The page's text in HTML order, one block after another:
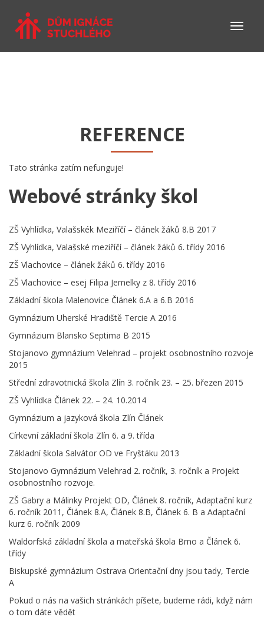
REFERENCE
Tato stránka zatím nefunguje!
Webové stránky škol
ZŠ Vyhlídka, Valašskék Meziříčí – článek žáků 8.B 2017
ZŠ Vyhlídka, Valašské meziříčí – článek žáků 6. třídy 2016
ZŠ Vlachovice – článek žáků 6. třídy 2016
ZŠ Vlachovice – esej Filipa Jemelky z 8. třídy 2016
Základní škola Malenovice Článek 6.A a 6.B 2016
Gymnázium Uherské Hradiště Tercie A 2016
Gymnázium Blansko Septima B 2015
Stojanovo gymnázium Velehrad – projekt osobnostního rozvoje
2015
Střední zdravotnická škola Zlín 3. ročník 23. – 25. březen 2015
ZŠ Vyhlídka Článek 22. – 24. 10.2014
Gymnázium a jazyková škola Zlín Článek
Církevní základní škola Zlín 6. a 9. třída
Základní škola Salvátor OD ve Fryštáku 2013
Stojanovo Gymnázium Velehrad 2. ročník, 3. ročník a Projekt
osobnostního rozvoje.
ZŠ Gabry a Málinky Projekt OD, Článek 8. ročník, Adaptační kurz
6. ročník 2011, Článek 8.A, Článek 8.B, Článek 6. B a Adaptační
kurz 6. ročník 2009
Waldorfská základní škola a mateřská škola Brno a Článek 6.
třídy
Biskupské gymnázium Ostrava Orientační dny jsou tady, Tercie
A
Pokud o nás na vašich stránkách píšete, budeme rádi, když nám
o tom dáte vědět